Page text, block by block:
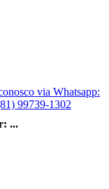
via Whatsapp:
99739-1302
...